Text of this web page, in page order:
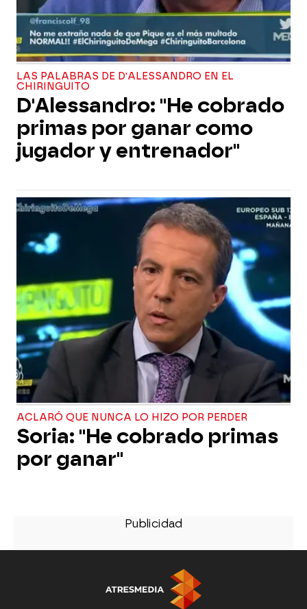
LAS PALABRAS DE D'ALESSANDRO EN EL
CHIRINGUITO
D'Alessandro: "He cobrado
primas por ganar como
jugador y entrenador"
ACLARÓ QUE NUNCA LO HIZO POR PERDER
Soria: "He cobrado primas
por ganar"